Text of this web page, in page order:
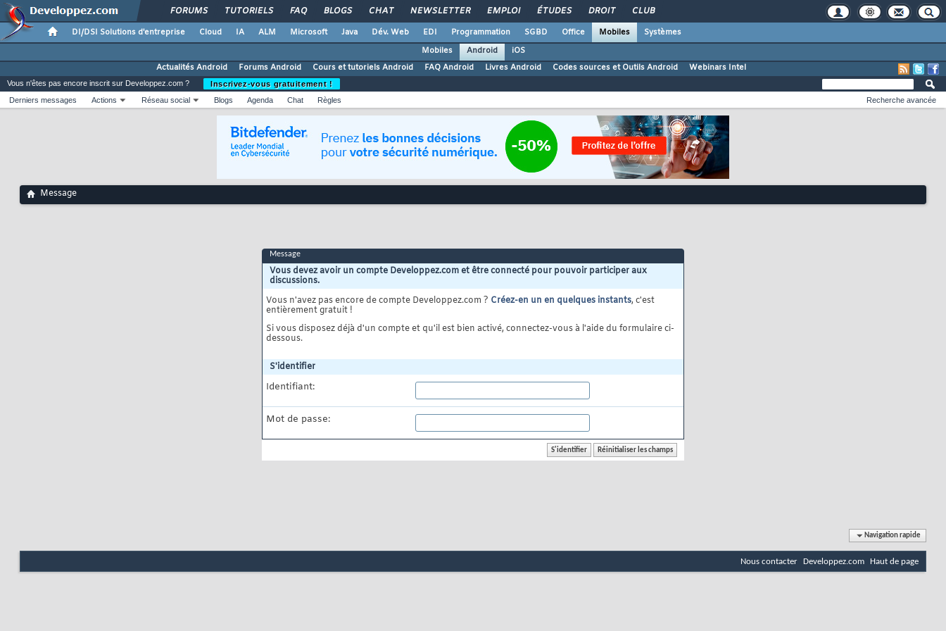
FORUMS TUTORIELS FAQ BLOGS CHAT NEWSLETTER EMPLOI ÉTUDES DROIT CLUB
DI/DSI Solutions d'entreprise Cloud IA ALM Microsoft Java Dév. Web EDI Programmation SGBD Office Mobiles
Systèmes
Mobiles
Android
iOS
Actualités Android
Forums Android Cours et tutoriels Android FAQ Android Livres Android Codes sources et Outils Android Webinars Intel
Vous n'êtes pas encore inscrit sur Developpez.com ?
Inscrivez-vous gratuitement !
Derniers messages
Actions Réseau social Blogs Agenda Chat Règles Recherche avancée
Message
Message
Vous devez avoir un compte Developpez.com et être connecté pour pouvoir participer aux
discussions.
Vous n'avez pas encore de compte Developpez.com ? Créez-en un en quelques instants, c'est
entièrement gratuit !
Si vous disposez déjà d'un compte et qu'il est bien activé, connectez-vous à l'aide du formulaire ci-
dessous.
S'identifier
Identifiant:
Mot de passe:
Navigation rapide
Nous contacter Developpez.com Haut de page